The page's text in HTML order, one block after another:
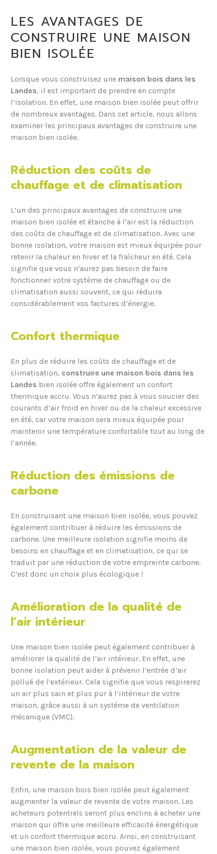
LES AVANTAGES DE
CONSTRUIRE UNE MAISON
BIEN ISOLÉE
Lorsque vous construisez une maison bois dans les
Landes, il est important de prendre en compte
l’isolation. En effet, une maison bien isolée peut offrir
de nombreux avantages. Dans cet article, nous allons
examiner les principaux avantages de construire une
maison bien isolée.
Réduction des coûts de
chauffage et de climatisation
L’un des principaux avantages de construire une
maison bien isolée et étanche à l’air est la réduction
des coûts de chauffage et de climatisation. Avec une
bonne isolation, votre maison est mieux équipée pour
retenir la chaleur en hiver et la fraîcheur en été. Cela
signifie que vous n’aurez pas besoin de faire
fonctionner votre système de chauffage ou de
climatisation aussi souvent, ce qui réduira
considérablement vos factures d’énergie.
Confort thermique
En plus de réduire les coûts de chauffage et de
climatisation, construire une maison bois dans les
Landes bien isolée offre également un confort
thermique accru. Vous n’aurez pas à vous soucier des
courants d’air froid en hiver ou de la chaleur excessive
en été, car votre maison sera mieux équipée pour
maintenir une température confortable tout au long de
l’année.
Réduction des émissions de
carbone
En construisant une maison bien isolée, vous pouvez
également contribuer à réduire les émissions de
carbone. Une meilleure isolation signifie moins de
besoins en chauffage et en climatisation, ce qui se
traduit par une réduction de votre empreinte carbone.
C’est donc un choix plus écologique !
Amélioration de la qualité de
l’air intérieur
Une maison bien isolée peut également contribuer à
améliorer la qualité de l’air intérieur. En effet, une
bonne isolation peut aider à prévenir l’entrée d’air
pollué de l’extérieur. Cela signifie que vous respirerez
un air plus sain et plus pur à l’intérieur de votre
maison, grâce aussi à un système de ventilation
mécanique (VMC).
Augmentation de la valeur de
revente de la maison
Enfin, une maison bois bien isolée peut également
augmenter la valeur de revente de votre maison. Les
acheteurs potentiels seront plus enclins à acheter une
maison qui offre une meilleure efficacité énergétique
et un confort thermique accru. Ainsi, en construisant
une maison bien isolée, vous pouvez également